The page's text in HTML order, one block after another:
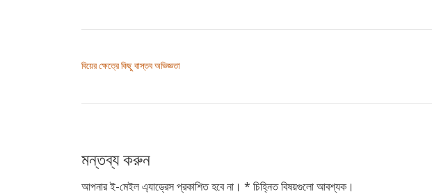
বিয়ের ক্ষেত্রে কিছু বাস্তব অভিজ্ঞতা
মন্তব্য করুন
আপনার ই-মেইল এ্যাড্রেস প্রকাশিত হবে না। * চিহ্নিত বিষয়গুলো আবশ্যক।